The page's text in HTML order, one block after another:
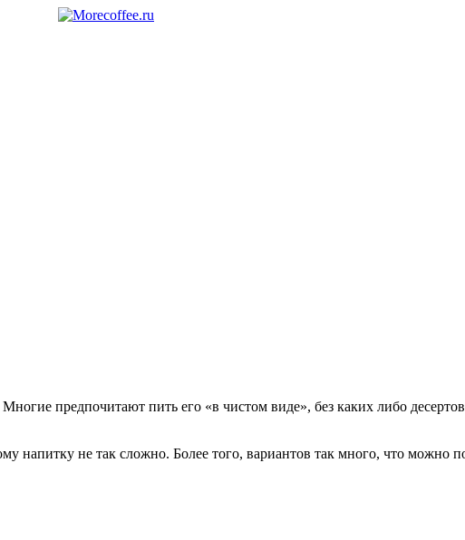
предпочитают пить его «в чистом виде», без каких либо
напитку не так сложно. Более того, вариантов так много, что можно